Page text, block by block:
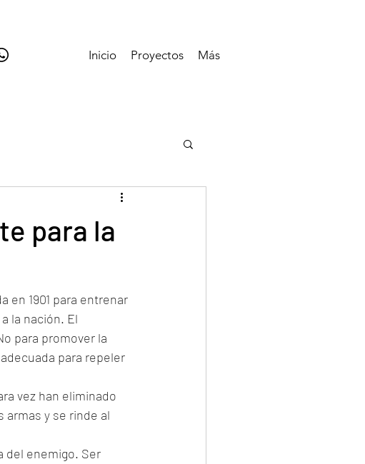
Inicio Proyectos Más
para la
en 1901 para entrenar
la nación. El
para promover la
para repeler
vez han eliminado
y se rinde al
del enemigo. Ser